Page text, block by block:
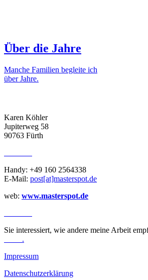
Über die Jahre
Manche Familien begleite ich
über Jahre.
Karen Köhler
Jupiterweg 58
90763 Fürth
Handy: +49 160 2564338
E-Mail: post[at]masterspot.de
web: www.masterspot.de
Sie interessiert, wie andere meine Arbeit
.
Impressum
Datenschutzerklärung